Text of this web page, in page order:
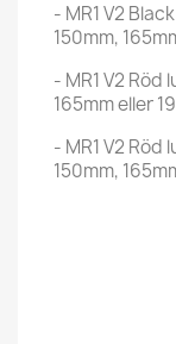
- MR1 V2
150mm,
- MR1 V2
165mm eller
- MR1 V2
150mm,